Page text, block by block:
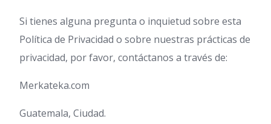
Si tienes alguna pregunta o inquietud sobre esta
Política de Privacidad o sobre nuestras prácticas de
privacidad, por favor, contáctanos a través de:
Merkateka.com
Guatemala, Ciudad.